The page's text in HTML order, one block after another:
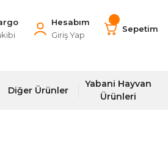
Hesabım
Giriş Yap
Sepetim
Diğer Ürünler
Yabani Hayvan
Ürünleri